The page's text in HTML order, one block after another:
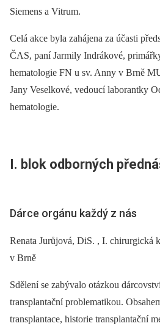
Siemens a Vitrum.
Celá akce byla zahájena za účasti
ČAS, paní Jarmily Indrákové,
hematologie FN u sv. Anny v Brně
Jany Veselkové, vedoucí laborantky
hematologie.
I. blok odborných
Dárce orgánu každý z nás
Renata Jurůjová, DiS. , I. chirurgická
v Brně
Sdělení se zabývalo otázkou
transplantační problematikou.
transplantace, historie transplantační